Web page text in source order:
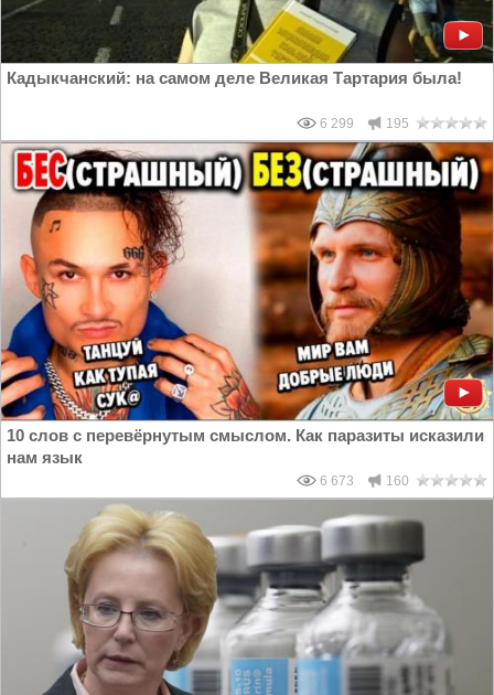
Кадыкчанский: на самом деле Великая Тартария была!
6 299 195
10 слов с перевёрнутым смыслом. Как паразиты исказили
нам язык
6 673 160